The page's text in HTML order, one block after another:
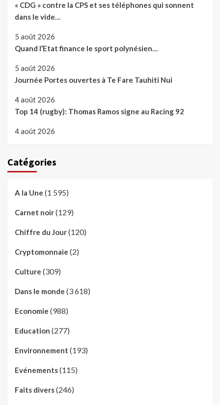
« CDG » contre la CPS et ses téléphones qui sonnent
dans le vide…
5 août 2026
Quand l’Etat finance le sport polynésien…
5 août 2026
Journée Portes ouvertes à Te Fare Tauhiti Nui
4 août 2026
Top 14 (rugby): Thomas Ramos signe au Racing 92
4 août 2026
Catégories
A la Une (1 595)
Carnet noir(129)
Chiffre du Jour(120)
Cryptomonnaie (2)
Culture (309)
Dans le monde (3 618)
Economie (988)
Education (277)
Environnement (193)
Evénements(115)
Faits divers(246)